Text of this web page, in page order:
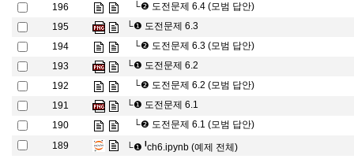
196
└❷ 도전문제 6.4 (모범 답안)
195
└❶ 도전문제 6.3
194
└❷ 도전문제 6.3 (모범 답안)
193
└❶ 도전문제 6.2
192
└❷ 도전문제 6.2 (모범 답안)
191
└❶ 도전문제 6.1
190
└❷ 도전문제 6.1 (모범 답안)
189
└❶ lch6.ipynb (예제 전체)